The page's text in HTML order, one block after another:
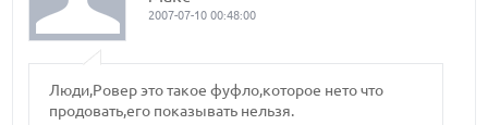
2007-07-10 00:48:00
Люди,Ровер это такое фуфло,которое нето что
продовать,его показывать нельзя.